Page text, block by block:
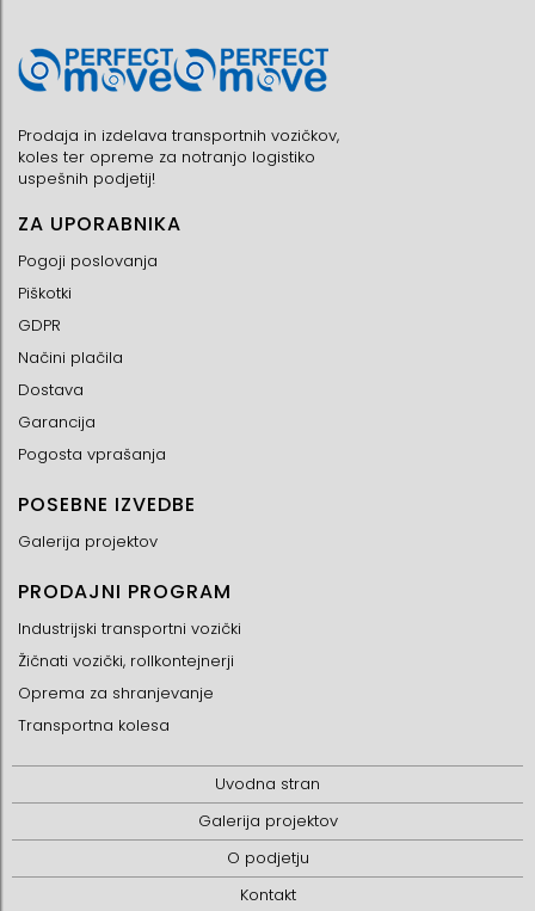
Prodaja in izdelava transportnih vozičkov,
koles ter opreme za notranjo logistiko
uspešnih podjetij!
ZA UPORABNIKA
Pogoji poslovanja
Piškotki
GDPR
Načini plačila
Dostava
Garancija
Pogosta vprašanja
POSEBNE IZVEDBE
Galerija projektov
PRODAJNI PROGRAM
Industrijski transportni vozički
Žičnati vozički, rollkontejnerji
Oprema za shranjevanje
Transportna kolesa
Uvodna stran
Galerija projektov
O podjetju
Kontakt